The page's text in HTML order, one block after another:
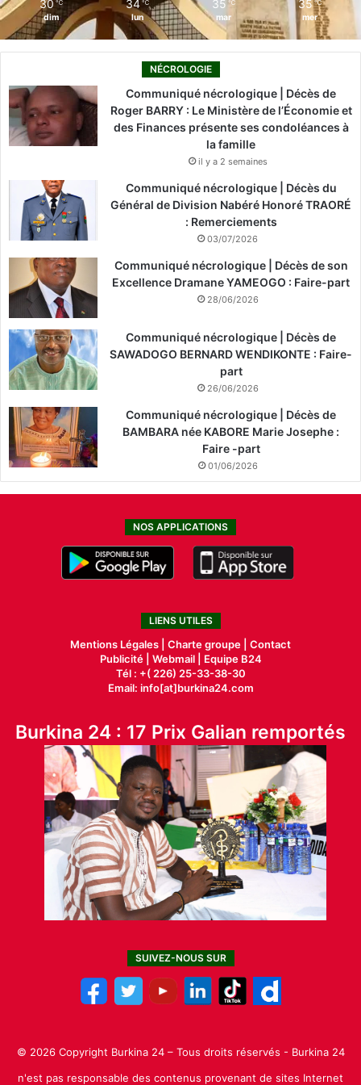
30 ℃
dim
34 ℃
lun
35 ℃
mar
35 ℃
mer
NÉCROLOGIE
Communiqué nécrologique | Décès de
Roger BARRY : Le Ministère de l’Économie et
des Finances présente ses condoléances à
la famille
il y a 2 semaines
Communiqué nécrologique | Décès du
Général de Division Nabéré Honoré TRAORÉ
: Remerciements
03/07/2026
Communiqué nécrologique | Décès de son
Excellence Dramane YAMEOGO : Faire-part
28/06/2026
Communiqué nécrologique | Décès de
SAWADOGO BERNARD WENDIKONTE : Faire-
part
26/06/2026
Communiqué nécrologique | Décès de
BAMBARA née KABORE Marie Josephe :
Faire -part
01/06/2026
NOS APPLICATIONS
LIENS UTILES
Mentions Légales | Charte groupe | Contact
Publicité| Webmail |
Equipe B24
Tél : +( 226) 25-33-38-30
Email: info[at]burkina24.com
Burkina 24 : 17 Prix Galian remportés
SUIVEZ-NOUS SUR
© 2026 Copyright Burkina 24 – Tous droits réservés - Burkina 24
n'est pas responsable des contenus provenant de sites Internet